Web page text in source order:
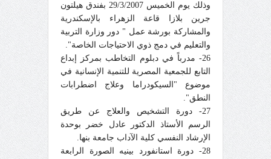
وذلك يوم الخميس 29/3/2007 بفندق هيلتون
جرين بلازا قاعة الزهراء بالإسكندرية
والمشاركة بورشة عمل " دور وزارة التربية
والتعليم في دمج ذوي الاحتياجات الخاصة".
26- مدرباً في دبلوم التخاطب بمركز إبداع
التابع للجمعية المصرية للتنمية الإنسانية في
موضوع "السيكودراما وعلاج اضطرابات
النطق".
27- دورة التشخيص والعلاج عن طريق
الرسم الأستاذ الدكتور عادل خضر بوحدة
الإرشاد النفسي كلية الآداب جامعة بنها.
28- دورة استانفورد بينيه الصورة الرابعة